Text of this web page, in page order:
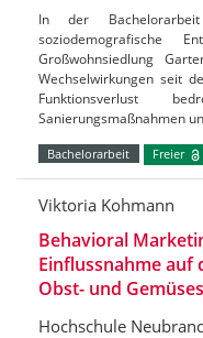
In der
soziodemografische
Großwohnsiedlung
Wechselwirkungen seit
Funktionsverlust
Sanierungsmaßnahmen
Bachelorarbeit Freier
Viktoria Kohmann
Behavioral
Einflussnahme auf
Obst- und
Hochschule